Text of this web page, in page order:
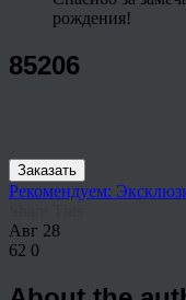
рождения!
85206
Заказать
Рекомендуем:
Авг 28
62 0